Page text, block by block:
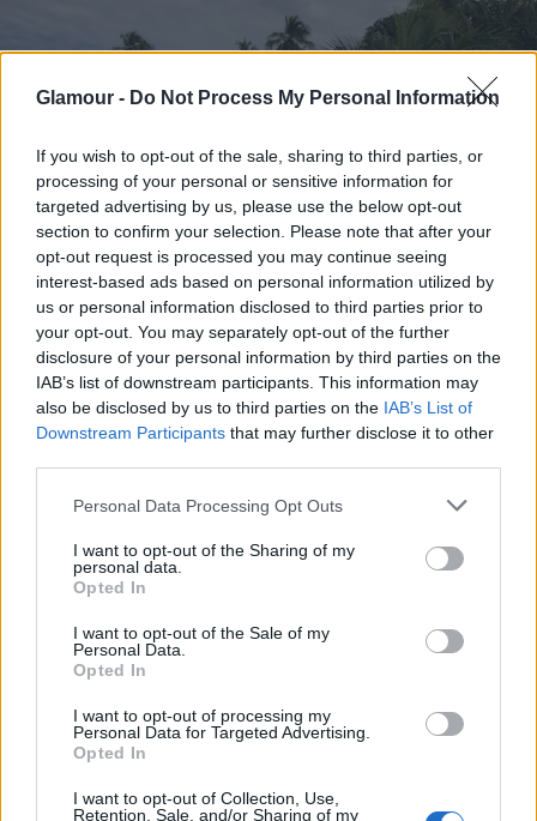
Glamour - Do Not Process My Personal Information
If you wish to opt-out of the sale, sharing to third parties, or
processing of your personal or sensitive information for
targeted advertising by us, please use the below opt-out
section to confirm your selection. Please note that after your
opt-out request is processed you may continue seeing
interest-based ads based on personal information utilized by
us or personal information disclosed to third parties prior to
your opt-out. You may separately opt-out of the further
disclosure of your personal information by third parties on the
IAB’s list of downstream participants. This information may
also be disclosed by us to third parties on the IAB’s List of
Downstream Participants that may further disclose it to other
Please note that this website/app uses one or more Google
not limited to your visit or usage behaviour. You may click to
grant or deny consent to Google and its third-party tags to
use your data for below specified purposes in below Google
consent section.
Personal Data Processing Opt Outs
I want to opt-out of the Sharing of my
personal data.
Opted In
I want to opt-out of the Sale of my
Personal Data.
Opted In
I want to opt-out of processing my
Personal Data for Targeted Advertising.
Opted In
I want to opt-out of Collection, Use,
Retention, Sale, and/or Sharing of my
Rá kellett jönnöm, hogy az adok-kapok játék
kapcsolatról, az áramlásról és az energiacseréről
szól. Ha egyszer megengedjük és igazából
megtapasztaljuk, hogy az emberek ugyanannyit
adnak nekünk, mint amennyit mi nekik, rájövünk,
hogy nem szabad magunkat utolsónak hagynunk.
Éppen úgy, ahogy az adás művészetét elsajátítottuk,
meg kell tanulnunk kapni is. Elsősorban magunk, de
ugyanakkor mások miatt is. Hiszen ha képesek
vagyunk hálásan elfogadni, amit kapunk, akkor